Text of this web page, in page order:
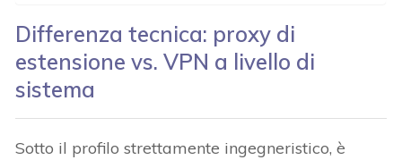
Differenza tecnica: proxy di
estensione vs. VPN a livello di
sistema
Sotto il profilo strettamente ingegneristico, è